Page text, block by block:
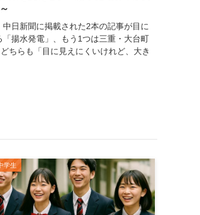
日新聞に掲載された2本の記事が目に
揚水発電」、もう1つは三重・大台町
ちらも「目に見えにくいけれど、大き
学生